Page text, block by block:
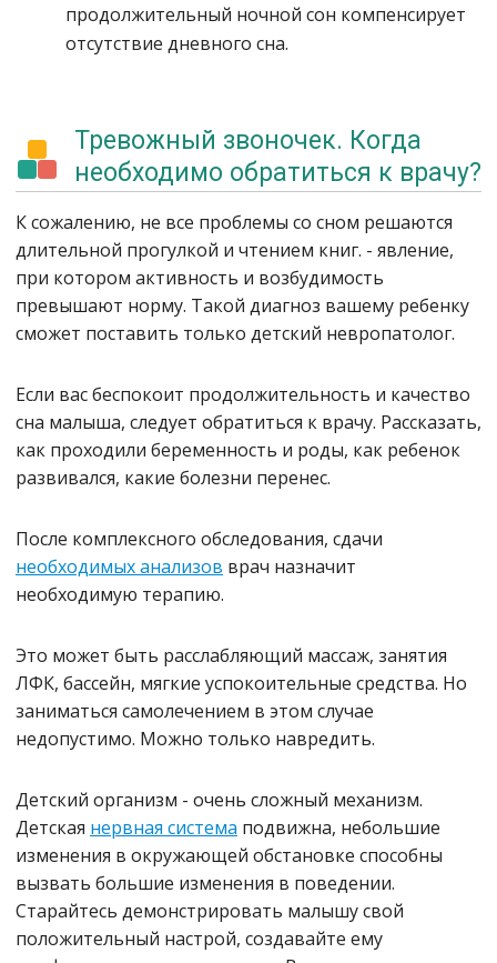
продолжительный ночной сон компенсирует
отсутствие дневного сна.
Тревожный звоночек. Когда
необходимо обратиться к врачу?
К сожалению, не все проблемы со сном решаются
длительной прогулкой и чтением книг. - явление,
при котором активность и возбудимость
превышают норму. Такой диагноз вашему ребенку
сможет поставить только детский невропатолог.
Если вас беспокоит продолжительность и качество
сна малыша, следует обратиться к врачу. Рассказать,
как проходили беременность и роды, как ребенок
развивался, какие болезни перенес.
После комплексного обследования, сдачи
необходимых анализов врач назначит
необходимую терапию.
Это может быть расслабляющий массаж, занятия
ЛФК, бассейн, мягкие успокоительные средства. Но
заниматься самолечением в этом случае
недопустимо. Можно только навредить.
Детский организм - очень сложный механизм.
Детская нервная система подвижна, небольшие
изменения в окружающей обстановке способны
вызвать большие изменения в поведении.
Старайтесь демонстрировать малышу свой
положительный настрой, создавайте ему